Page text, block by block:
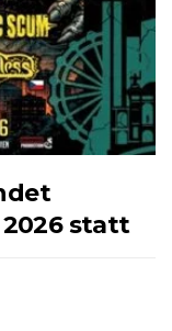
2026 statt